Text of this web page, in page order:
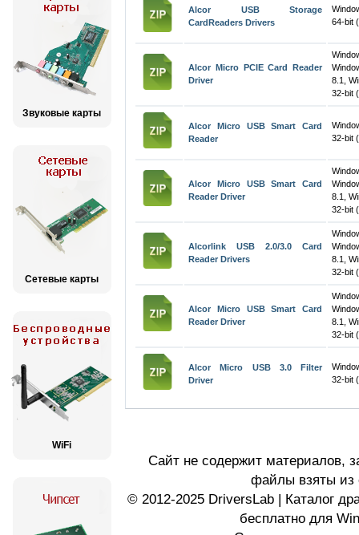
Звуковые карты
Сетевые карты
WiFi
Alcor USB Storage
CardReaders Drivers
64-bit
Alcor Micro PCIE Card Reader
Driver
8.1,
32-bit
Alcor Micro USB Smart Card
Reader
32-bit
Alcor Micro USB Smart Card
Reader Driver
8.1,
32-bit
Alcorlink USB 2.0/3.0 Card
Reader Drivers
8.1,
32-bit
Alcor Micro USB Smart Card
Reader Driver
8.1,
32-bit
Alcor Micro USB 3.0 Filter
Driver
32-bit
Сайт не содержит материалов,
файлы взяты из
© 2012-2025 DriversLab | Каталог
бесплатно для